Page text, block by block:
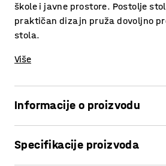
škole i javne prostore. Postolje
praktičan dizajn pruža dovoljno
stola.
Više
Informacije o proizvodu
Specifikacije proizvoda